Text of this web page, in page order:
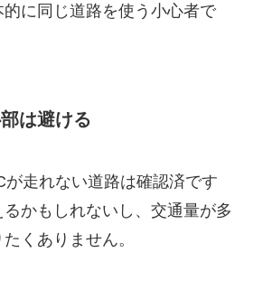
に同じ道路を使う小心者で
は避ける
が走れない道路は確認済です
かもしれないし、交通量が多
くありません。